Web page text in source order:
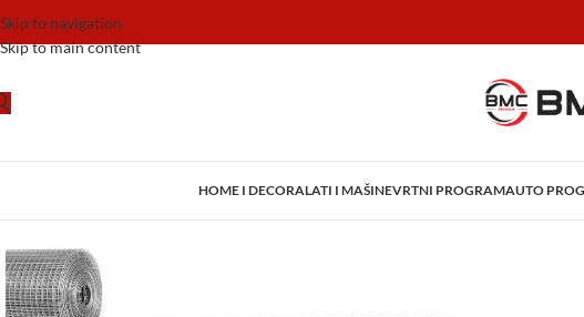
Skip to navigation
Skip to main content
HOME I DECORALATI I MAŠINEVRTNI PROGRAMAUTO